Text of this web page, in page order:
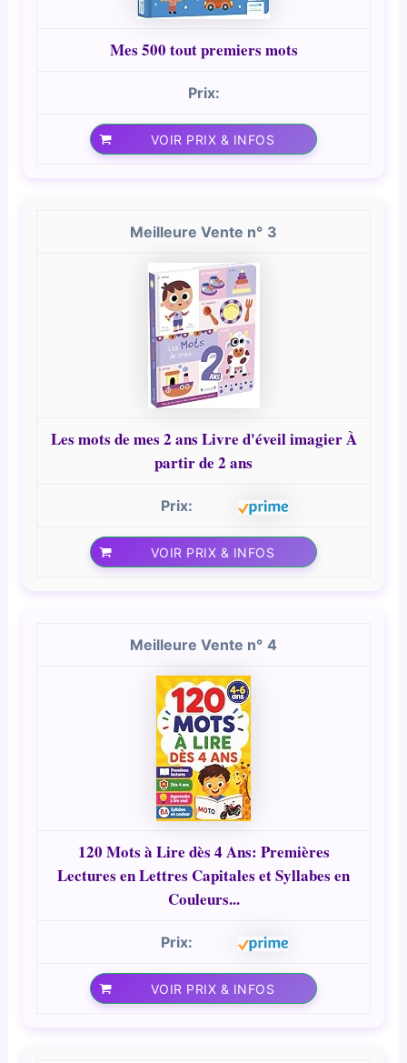
Mes 500 tout premiers mots
VOIR PRIX & INFOS
3
Les mots de mes 2 ans Livre d'éveil imagier À
partir de 2 ans
VOIR PRIX & INFOS
4
120 Mots à Lire dès 4 Ans: Premières
Lectures en Lettres Capitales et Syllabes en
Couleurs...
VOIR PRIX & INFOS